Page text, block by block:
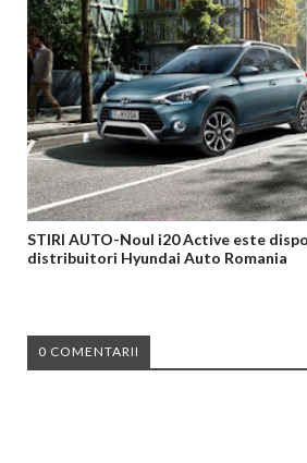
STIRI AUTO-Noul i20 Active este
distribuitori Hyundai Auto Romania
0 COMENTARII